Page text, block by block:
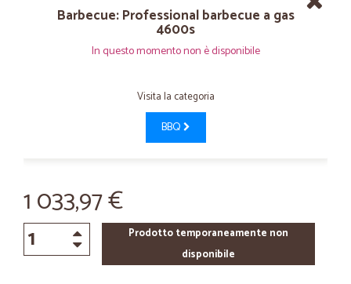
Barbecue: Professional barbecue a gas
4600s
In questo momento non è disponibile
Visita la categoria
BBQ
1 033,97 €
Prodotto temporaneamente non
disponibile